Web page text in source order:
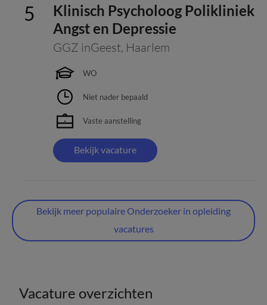
Klinisch Psycholoog Polikliniek
Angst en Depressie
GGZ inGeest, Haarlem
WO
Niet nader bepaald
Vaste aanstelling
Bekijk vacature
Bekijk meer populaire Onderzoeker in opleiding
vacatures
Vacature overzichten